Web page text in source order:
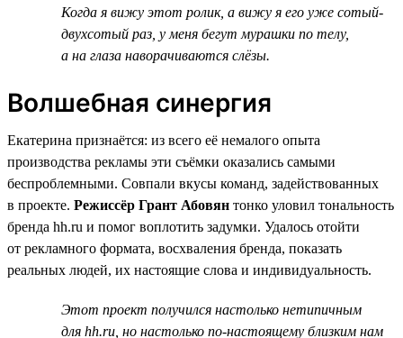
Когда я вижу этот ролик, а вижу я его уже сотый-
двухсотый раз, у меня бегут мурашки по телу,
а на глаза наворачиваются слёзы.
Волшебная синергия
Екатерина признаётся: из всего её немалого опыта
производства рекламы эти съёмки оказались самыми
беспроблемными. Совпали вкусы команд, задействованных
в проекте. Режиссёр Грант Абовян тонко уловил тональность
бренда hh.ru и помог воплотить задумки. Удалось отойти
от рекламного формата, восхваления бренда, показать
реальных людей, их настоящие слова и индивидуальность.
Этот проект получился настолько нетипичным
для hh.ru, но настолько по-настоящему близким нам